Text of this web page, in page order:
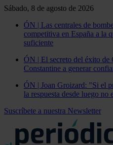
Sábado, 8 de agosto de 2026
ÓN | Las centrales de
competitiva en España a la
suficiente
ÓN | El secreto del éxito
Constantine a generar
ÓN | Joan Groizard: "Si el
la respuesta desde luego no
Suscríbete a nuestra Newsletter